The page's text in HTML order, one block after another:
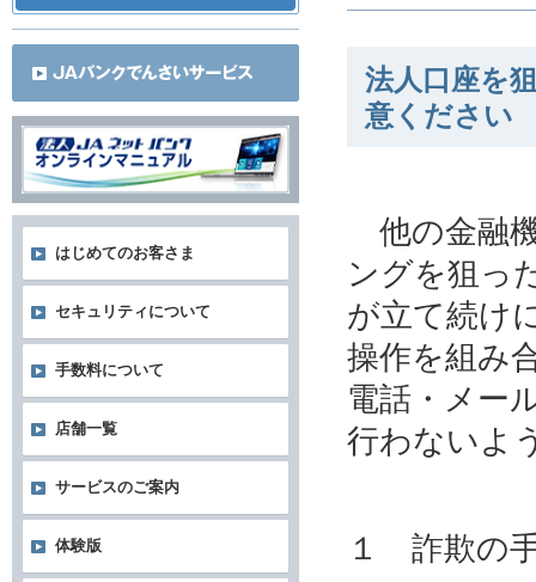
法人口座を
意ください
他の金融
ングを狙っ
が立て続け
操作を組み
電話・メー
行わないよ
１ 詐欺の
はじめてのお客さま
セキュリティについて
手数料について
店舗一覧
サービスのご案内
体験版